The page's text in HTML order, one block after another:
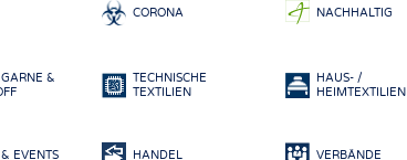
TEXTILE LEADERSHIP
CORONA NACHHALTIG
&
TECHNISCHE
TEXTILIEN
HAUS- /
HEIMTEXTILIEN
EVENTS HANDEL VERBÄNDE